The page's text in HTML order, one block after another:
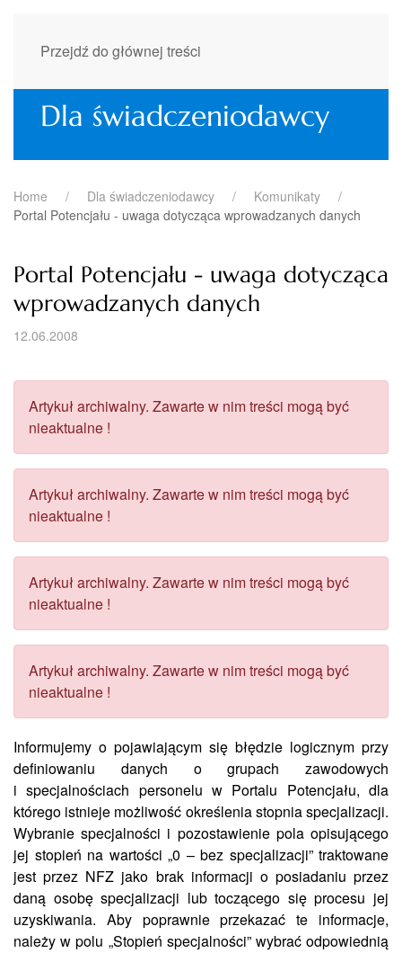
Przejdź do głównej treści
Dla świadczeniodawcy
Home Dla świadczeniodawcy
Komunikaty
Portal Potencjału - uwaga dotycząca wprowadzanych danych
Portal Potencjału - uwaga dotycząca
wprowadzanych danych
12.06.2008
Artykuł archiwalny. Zawarte w nim treści mogą być
nieaktualne !
Artykuł archiwalny. Zawarte w nim treści mogą być
nieaktualne !
Artykuł archiwalny. Zawarte w nim treści mogą być
nieaktualne !
Artykuł archiwalny. Zawarte w nim treści mogą być
nieaktualne !
Informujemy o pojawiającym się błędzie logicznym przy
definiowaniu danych o grupach zawodowych
i specjalnościach personelu w Portalu Potencjału, dla
którego istnieje możliwość określenia stopnia specjalizacji.
Wybranie specjalności i pozostawienie pola opisującego
jej stopień na wartości „0 – bez specjalizacji” traktowane
jest przez NFZ jako brak informacji o posiadaniu przez
daną osobę specjalizacji lub toczącego się procesu jej
uzyskiwania. Aby poprawnie przekazać te informacje,
należy w polu „Stopień specjalności” wybrać odpowiednią